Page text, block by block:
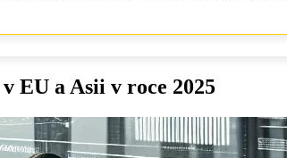
EU a Asii v roce 2025